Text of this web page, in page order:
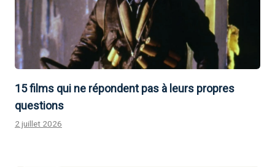
15 films qui ne répondent pas à leurs propres
questions
2 juillet 2026